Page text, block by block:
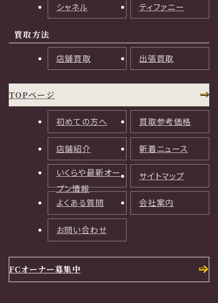
シャネル ティファニー
買取方法
店舗買取 出張買取
TOPページ
初めての方へ 買取参考価格
店舗紹介 新着ニュース
いくらや最新オー
プン情報
サイトマップ
よくある質問 会社案内
お問い合わせ
FCオーナー募集中